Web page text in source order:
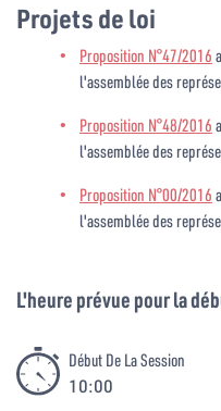
Projets de loi
Proposition N°47/2016
l'assemblée des
Proposition N°48/2016
l'assemblée des
Proposition N°00/2016
l'assemblée des
L'heure prévue pour la
Début De La Session
10:00